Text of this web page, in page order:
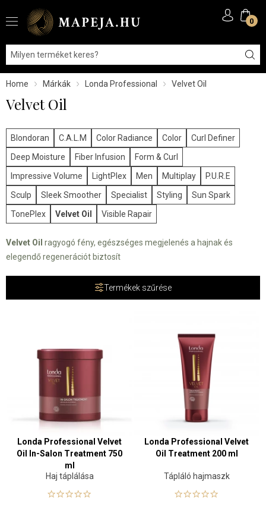
0
Home Márkák Londa Professional Velvet Oil
Velvet Oil
Blondoran C.A.L.M Color Radiance Color
Curl Definer
Deep Moisture
Fiber Infusion
Form & Curl
Impressive Volume
LightPlex Men Multiplay
P.U.R.E
Sculp
Sleek Smoother Specialist Styling
Sun Spark
TonePlex
Velvet Oil Visible Rapair
Velvet Oil ragyogó fény, egészséges megjelenés a hajnak és
elegendő regenerációt biztosít
Termékek szűrése
Londa Professional Velvet
Oil In-Salon Treatment 750
ml
Haj táplálása
Londa Professional Velvet
Oil Treatment 200 ml
Tápláló hajmaszk